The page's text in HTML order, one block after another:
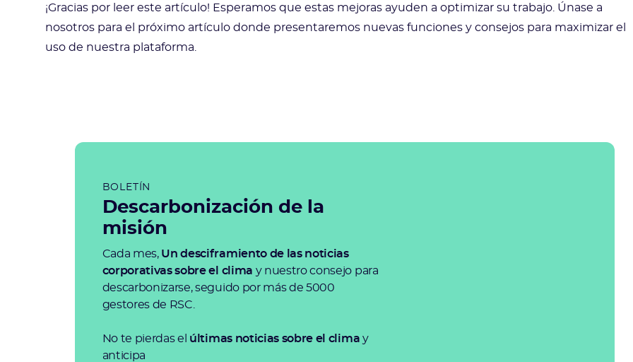
¡Gracias por leer este artículo! Esperamos que estas mejoras ayuden a optimizar su trabajo. Únase a
nosotros para el próximo artículo donde presentaremos nuevas funciones y consejos para maximizar el
uso de nuestra plataforma.
BOLETÍN
Descarbonización de la
misión
Cada mes, Un desciframiento de las noticias
corporativas sobre el clima y nuestro consejo para
descarbonizarse, seguido por más de 5000
gestores de RSC.
No te pierdas el últimas noticias sobre el clima y
anticipa